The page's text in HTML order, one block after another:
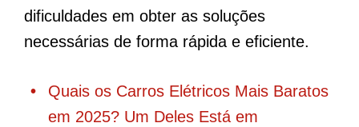
dificuldades em obter as soluções
necessárias de forma rápida e eficiente.
Quais os Carros Elétricos Mais Baratos
em 2025? Um Deles Está em